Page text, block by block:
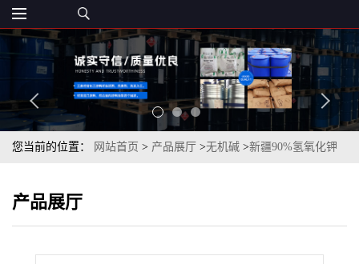
您当前的位置： 网站首页 > 产品展厅 >无机碱 >新疆90%氢氧化钾
产品展厅